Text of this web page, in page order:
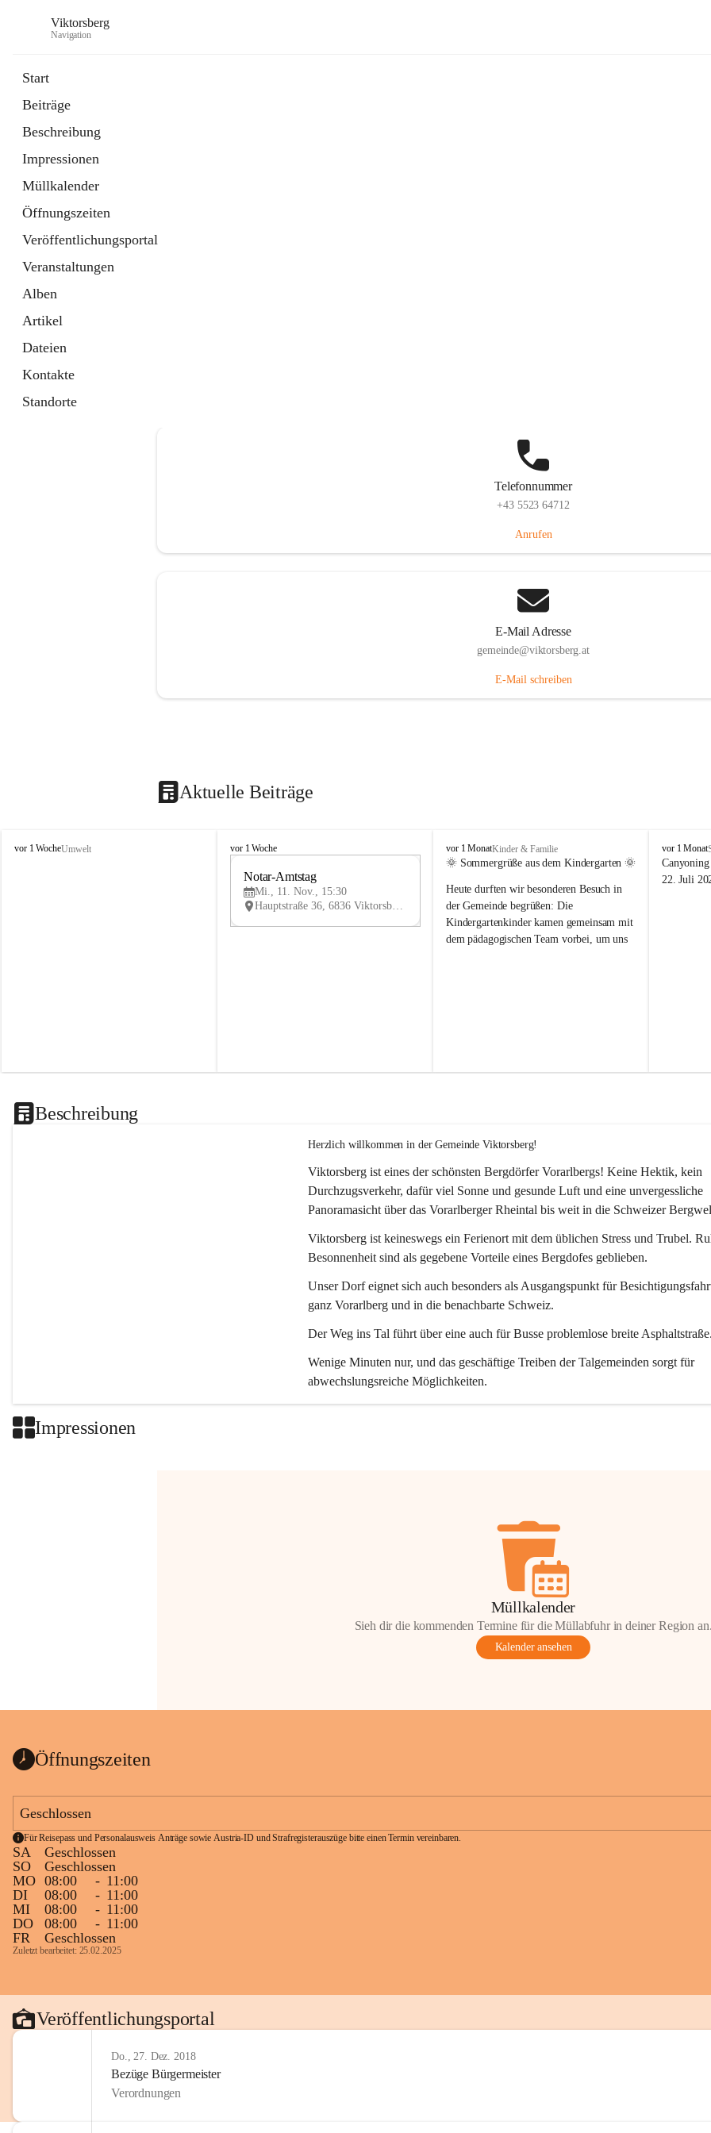
Viktorsberg
Navigation
Start
Beiträge
Beschreibung
Impressionen
Müllkalender
Öffnungszeiten
Veröffentlichungsportal
Veranstaltungen
Alben
Artikel
Dateien
Kontakte
Standorte
Telefonnummer
+43 5523 64712
Anrufen
E-Mail Adresse
gemeinde@viktorsberg.at
E-Mail schreiben
Aktuelle Beiträge
V
vor 1 WocheUmwelt
V
vor 1 Woche
V
Notar-Amtstag
Mi., 11. Nov., 15:30
Hauptstraße 36, 6836 Viktorsberg, AUT
V
i
t
o
r
s
vor 1 MonatKinder & Familie
🌞 Sommergrüße aus dem Kindergarten 🌞
Heute durften wir besonderen Besuch in
der Gemeinde begrüßen: Die
Kindergartenkinder kamen gemeinsam mit
dem pädagogischen Team vorbei, um uns
V
i
k
vor 1 Monat
22. Juli
Beschreibung
Herzlich willkommen in der Gemeinde Viktorsberg!
Viktorsberg ist eines der schönsten Bergdörfer Vorarlbergs! Keine Hektik, kein
Durchzugsverkehr, dafür viel Sonne und gesunde Luft und eine unvergessliche
Panoramasicht über das Vorarlberger Rheintal bis weit in die Schweizer
Viktorsberg ist keineswegs ein Ferienort mit dem üblichen Stress und Trubel.
Besonnenheit sind als gegebene Vorteile eines Bergdofes geblieben.
Unser Dorf eignet sich auch besonders als Ausgangspunkt für
ganz Vorarlberg und in die benachbarte Schweiz.
Der Weg ins Tal führt über eine auch für Busse problemlose breite
Wenige Minuten nur, und das geschäftige Treiben der Talgemeinden sorgt für
abwechslungsreiche Möglichkeiten.
Impressionen
Müllkalender
Sieh dir die kommenden Termine für die Müllabfuhr in deiner Region
Kalender ansehen
Öffnungszeiten
Geschlossen
Für Reisepass und Personalausweis Anträge sowie Austria-ID und Strafregisterauszüge bitte einen Termin vereinbaren.
SA
Geschlossen
SO
Geschlossen
MO 08:00 - 11:00
DI
08:00 - 11:00
MI
08:00 - 11:00
DO
08:00 - 11:00
FR
Geschlossen
Zuletzt bearbeitet: 25.02.2025
Veröffentlichungsportal
Do., 27. Dez. 2018
Bezüge Bürgermeister
Verordnungen